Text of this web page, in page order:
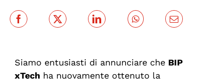
Siamo entusiasti di annunciare che BIP
xTechha nuovamente ottenuto la